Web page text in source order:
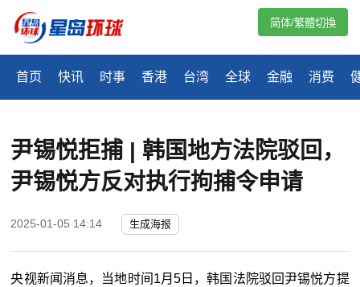
首页 快讯 时事 香港 台湾 全球 金融 消费
简体/繁體切換
尹锡悦拒捕 | 韩国地方法院驳回，
尹锡悦方反对执行拘捕令申请
2025-01-05 14:14 生成海报
央视新闻消息，当地时间1月5日，韩国法院驳回尹锡悦方提